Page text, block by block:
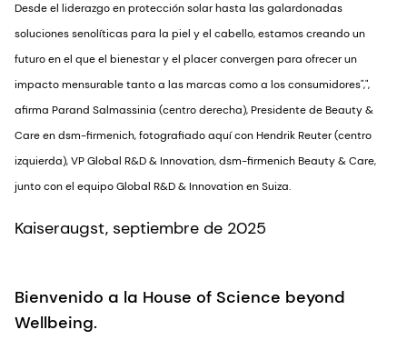
Desde el liderazgo en protección solar hasta las galardonadas
soluciones senolíticas para la piel y el cabello, estamos creando un
futuro en el que el bienestar y el placer convergen para ofrecer un
impacto mensurable tanto a las marcas como a los consumidores",",
afirma Parand Salmassinia (centro derecha), Presidente de Beauty &
Care en dsm-firmenich, fotografiado aquí con Hendrik Reuter (centro
izquierda), VP Global R&D & Innovation, dsm-firmenich Beauty & Care,
junto con el equipo Global R&D & Innovation en Suiza.
Kaiseraugst, septiembre de 2025
Bienvenido a la House of Science beyond
Wellbeing.